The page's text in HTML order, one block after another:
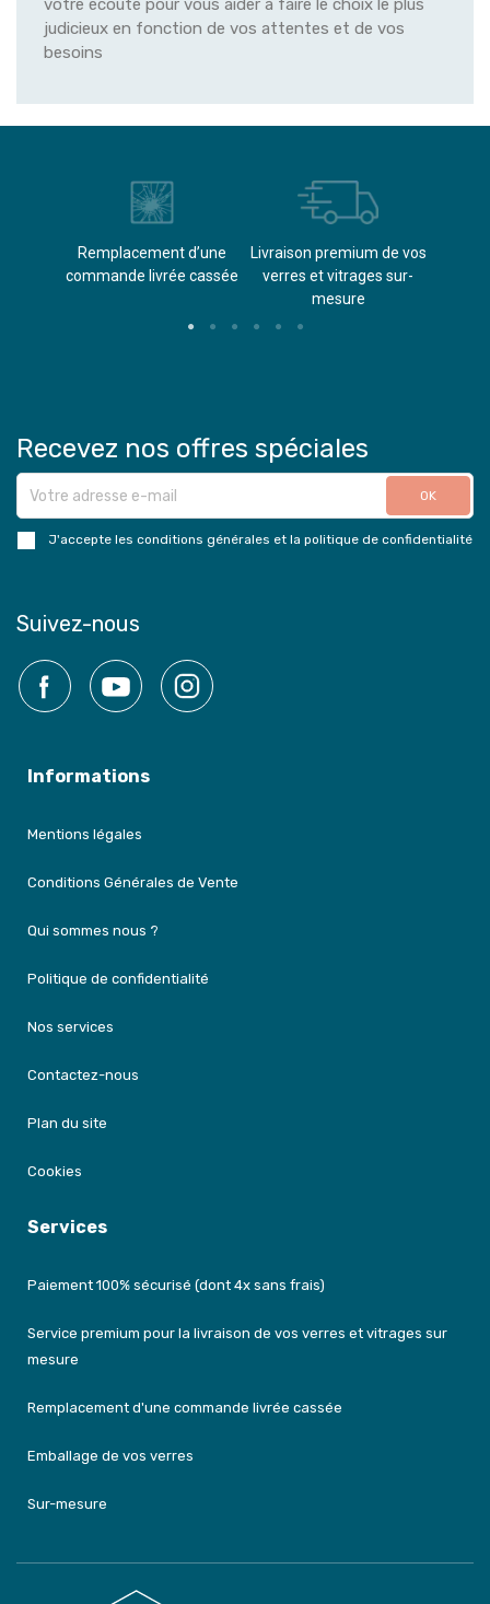
votre écoute pour vous aider à faire le choix le plus
judicieux en fonction de vos attentes et de vos
besoins
Remplacement d’une
commande livrée cassée​
Livraison premium de vos
verres et vitrages sur-
mesure
Recevez nos offres spéciales
J'accepte les conditions générales et la politique de confidentialité
Suivez-nous
Facebook YouTube
Informations
Mentions légales
Conditions Générales de Vente
Qui sommes nous ?
Politique de confidentialité
Nos services
Contactez-nous
Plan du site
Cookies
Services
Paiement 100% sécurisé (dont 4x sans frais)
Service premium pour la livraison de vos verres et vitrages sur
mesure
Remplacement d'une commande livrée cassée
Emballage de vos verres
Sur-mesure